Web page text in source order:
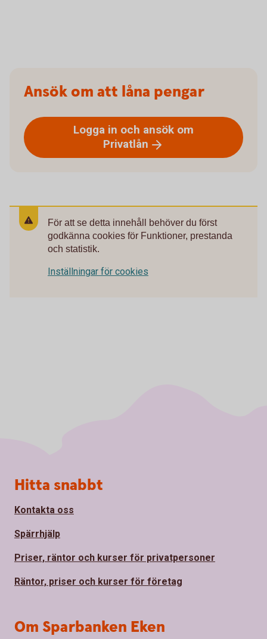
Ansök om att låna pengar
Logga in och ansök om
Privatlån
För att se detta innehåll behöver du först
godkänna cookies för Funktioner, prestanda
och statistik.
Inställningar för cookies
Sidfot
Hitta snabbt
Kontakta oss
Spärrhjälp
Priser, räntor och kurser för privatpersoner
Räntor, priser och kurser för företag
Om Sparbanken Eken